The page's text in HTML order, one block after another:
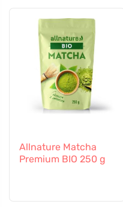
Allnature Matcha
Premium BIO 250 g